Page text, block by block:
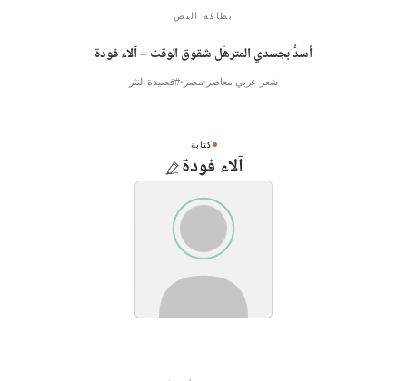
بطاقة النص
أسدُّ بجسدي المترهّل شقوق الوقت – آلاء فودة
شعر عربي معاصر مصر #قصيدة النثر
كتابة
آلاء فودة